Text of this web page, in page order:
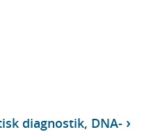
diagnostik, DNA-